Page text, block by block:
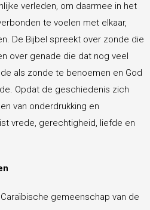
verleden, om daarmee in het
te voelen met elkaar,
De Bijbel spreekt over zonde die
over genade die dat nog veel
als zonde te benoemen en God
Opdat de geschiedenis zich
van onderdrukking en
vrede, gerechtigheid, liefde en
gemeenschap van de